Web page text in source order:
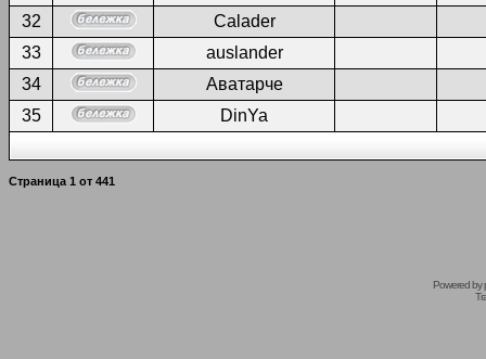
32
Calader
33
auslander
34
Аватарче
35
DinYa
Страница 1 от 441
Powered by